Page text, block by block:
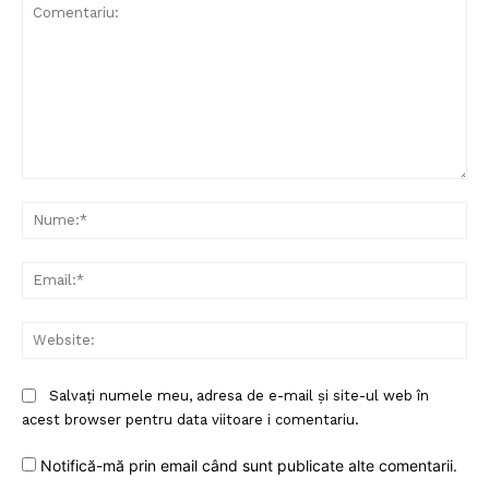
Salvați numele meu, adresa de e-mail și site-ul web în
acest browser pentru data viitoare i comentariu.
Notifică-mă prin email când sunt publicate alte comentarii.